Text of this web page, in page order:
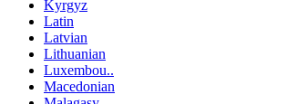
Kyrgyz
Latin
Latvian
Lithuanian
Luxembou..
Macedonian